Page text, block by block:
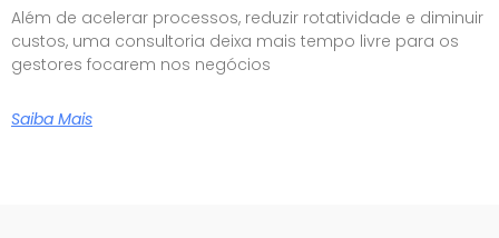
Além de acelerar processos, reduzir rotatividade e diminuir
custos, uma consultoria deixa mais tempo livre para os
gestores focarem nos negócios
Saiba Mais